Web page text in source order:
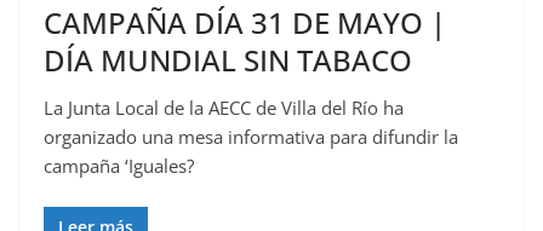
CAMPAÑA DÍA 31 DE MAYO |
DÍA MUNDIAL SIN TABACO
La Junta Local de la AECC de Villa del Río ha
organizado una mesa informativa para difundir la
campaña ‘Iguales?